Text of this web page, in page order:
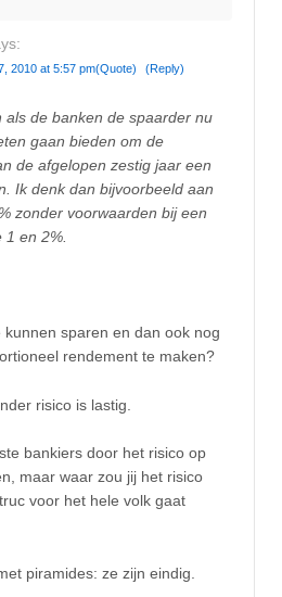
2010 at 5:57 pm(Quote) (Reply)
als de banken de spaarder nu
gaan bieden om de
de afgelopen zestig jaar een
Ik denk dan bijvoorbeeld aan
zonder voorwaarden bij een
en 2%.
kunnen sparen en dan ook nog
rendement te maken?
risico is lastig.
bankiers door het risico op
maar waar zou jij het risico
voor het hele volk gaat
piramides: ze zijn eindig.